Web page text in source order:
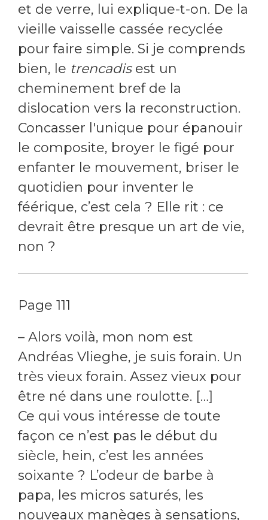
et de verre, lui explique-t-on. De la
vieille vaisselle cassée recyclée
pour faire simple. Si je comprends
bien, le trencadisest un
cheminement bref de la
dislocation vers la reconstruction.
Concasser l'unique pour épanouir
le composite, broyer le figé pour
enfanter le mouvement, briser le
quotidien pour inventer le
féérique, c’est cela ? Elle rit : ce
devrait être presque un art de vie,
non ?
Page 111
– Alors voilà, mon nom est
Andréas Vlieghe, je suis forain. Un
très vieux forain. Assez vieux pour
être né dans une roulotte. […]
Ce qui vous intéresse de toute
façon ce n’est pas le début du
siècle, hein, c’est les années
soixante ? L’odeur de barbe à
papa, les micros saturés, les
nouveaux manèges à sensations,